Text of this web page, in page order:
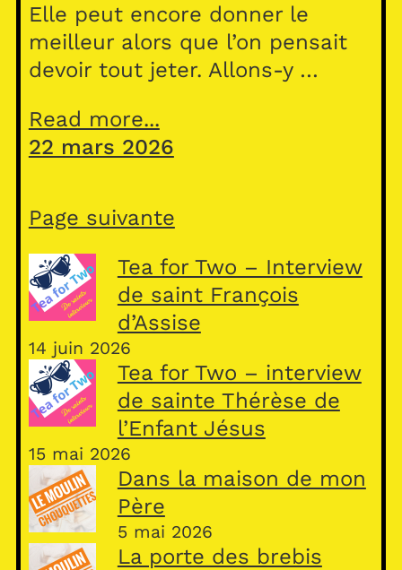
Elle peut encore donner le
meilleur alors que l’on pensait
devoir tout jeter. Allons-y …
Read more...
22 mars 2026
Page suivante
Tea for Two – Interview
de saint François
d’Assise
14 juin 2026
Tea for Two – interview
de sainte Thérèse de
l’Enfant Jésus
15 mai 2026
Dans la maison de mon
Père
5 mai 2026
La porte des brebis